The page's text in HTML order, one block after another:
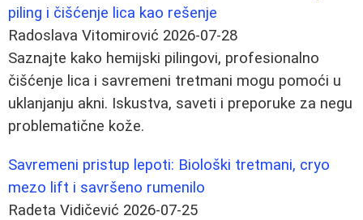
piling i čišćenje lica kao rešenje
Radoslava Vitomirović 2026-07-28
Saznajte kako hemijski pilingovi, profesionalno
čišćenje lica i savremeni tretmani mogu pomoći u
uklanjanju akni. Iskustva, saveti i preporuke za negu
problematične kože.
Savremeni pristup lepoti: Biološki tretmani, cryo
mezo lift i savršeno rumenilo
Radeta Vidičević 2026-07-25